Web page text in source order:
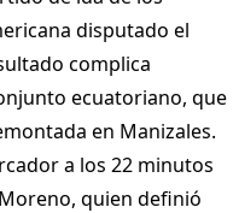
disputado el
complica
ecuatoriano, que
en Manizales.
a los 22 minutos
quien definió